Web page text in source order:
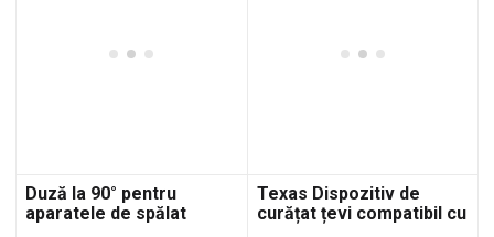
Duză la 90° pentru
aparatele de spălat
Texas Dispozitiv de
curățat țevi compatibil cu